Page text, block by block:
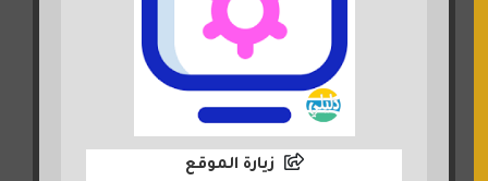
زيارة الموقع